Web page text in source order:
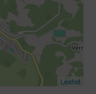
Leaflet